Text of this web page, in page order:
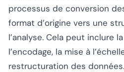
processus de conversion
format d’origine vers une
l’analyse. Cela peut inclure
l’encodage, la mise à
restructuration des données.